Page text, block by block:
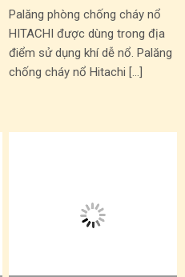
Palăng phòng chống cháy nổ
HITACHI được dùng trong địa
điểm sử dụng khí dễ nổ. Palăng
chống cháy nổ Hitachi […]